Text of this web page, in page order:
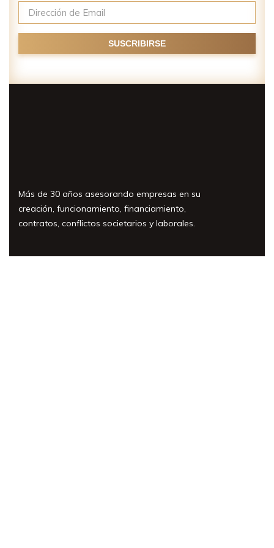
Más de 30 años asesorando empresas en su
creación, funcionamiento, financiamiento,
contratos, conflictos societarios y laborales.